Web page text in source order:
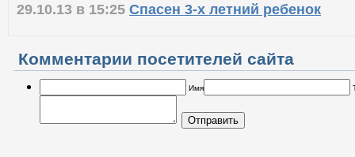
29.10.13 в 15:25 Спасен 3-х летний ребенок
Комментарии посетителей сайта
Имя
Отправить